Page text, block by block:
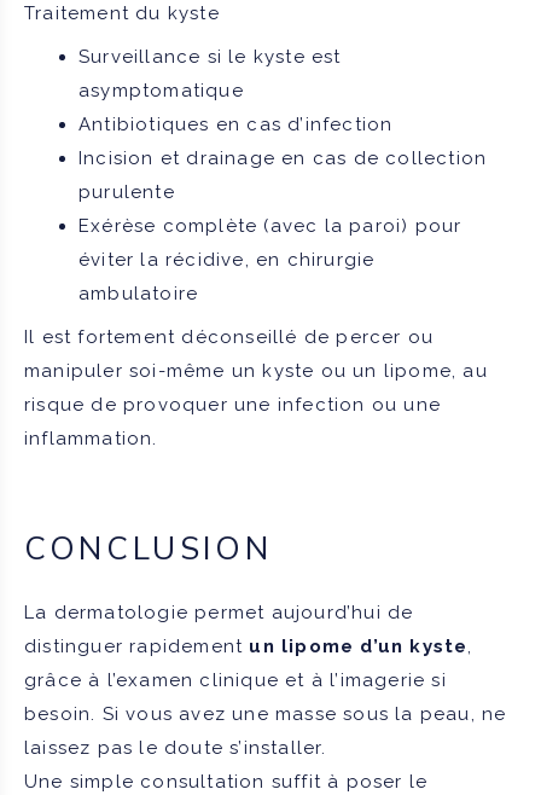
Traitement du kyste
Surveillance si le kyste est
asymptomatique
Antibiotiques en cas d’infection
Incision et drainage en cas de collection
purulente
Exérèse complète (avec la paroi) pour
éviter la récidive, en chirurgie
ambulatoire
Il est fortement déconseillé de percer ou
manipuler soi-même un kyste ou un lipome, au
risque de provoquer une infection ou une
inflammation.
CONCLUSION
La dermatologie permet aujourd’hui de
distinguer rapidement un lipome d’un kyste
grâce à l’examen clinique et à l’imagerie si
besoin. Si vous avez une masse sous la peau, ne
laissez pas le doute s’installer.
Une simple consultation suffit à poser le